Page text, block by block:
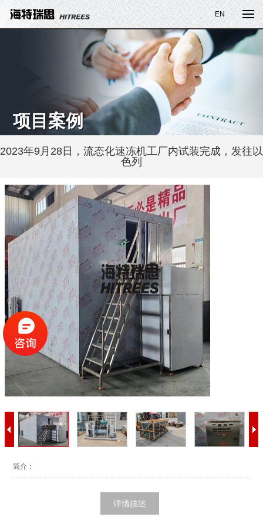
EN
项目案例
2023年9月28日，流态化速冻机工厂内试装完成，发往以
色列
简介：
详情描述